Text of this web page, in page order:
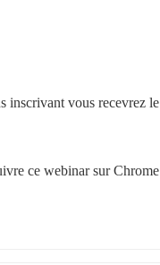
inscrivant vous recevrez
ce webinar sur